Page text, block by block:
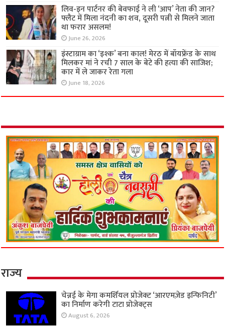
लिव-इन पार्टनर की बेवफाई ने ली ‘आप’ नेता की जान?
फ्लैट में मिला नंदनी का शव, दूसरी पत्नी से मिलने जाता
था फरार असलम!
June 26, 2026
इंस्टाग्राम का ‘इश्क’ बना काल! मेरठ में बॉयफ्रेंड के साथ
मिलकर मां ने रची 7 साल के बेटे की हत्या की साजिश;
कार में ले जाकर रेता गला
June 18, 2026
राज्य
चेन्नई के मेगा कमर्शियल प्रोजेक्ट ‘आरएमज़ेड इन्फिनिटी’
का निर्माण करेगी टाटा प्रोजेक्ट्स
August 6, 2026